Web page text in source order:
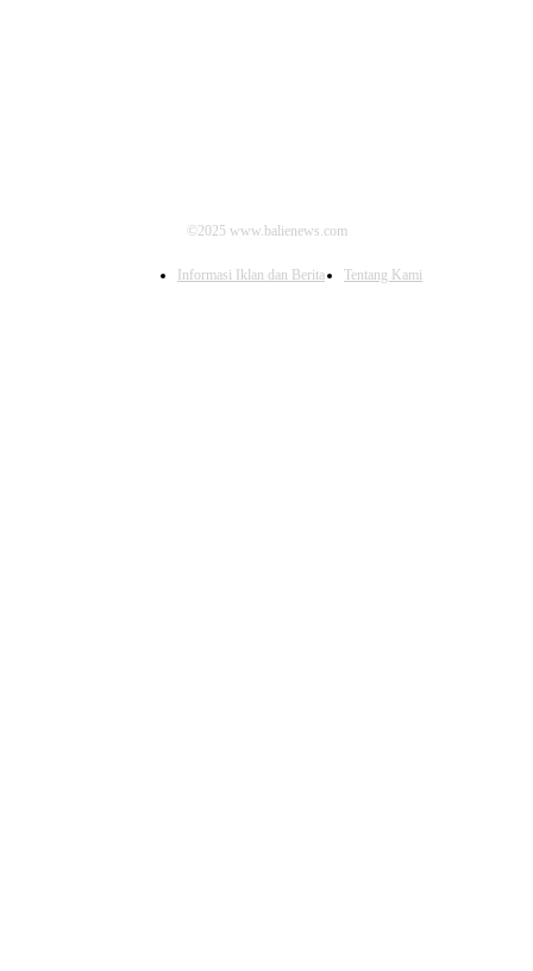
©2025 www.balienews.com
Informasi Iklan dan Berita Tentang Kami